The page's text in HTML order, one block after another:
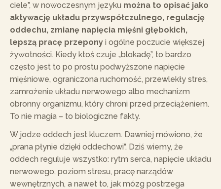
ciele”, w nowoczesnym języku można to opisać jako
aktywację układu przywspółczulnego, regulację
oddechu, zmianę napięcia mięśni głębokich,
lepszą pracę przepony i ogólne poczucie większej
żywotności. Kiedy ktoś czuje „blokadę”, to bardzo
często jest to po prostu podwyższone napięcie
mięśniowe, ograniczona ruchomość, przewlekły stres,
zamrożenie układu nerwowego albo mechanizm
obronny organizmu, który chroni przed przeciążeniem.
To nie magia – to biologiczne fakty.
W jodze oddech jest kluczem. Dawniej mówiono, że
„prana płynie dzięki oddechowi”. Dziś wiemy, że
oddech reguluje wszystko: rytm serca, napięcie układu
nerwowego, poziom stresu, pracę narządów
wewnętrznych, a nawet to, jak mózg postrzega